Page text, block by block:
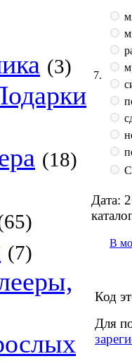
(3)
(18)
(7)
7.
Дата:
В
Код
Для